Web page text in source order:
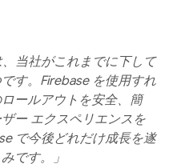
、当社がこれまでに下して
す。Firebase を使用すれ
ールアウトを安全、簡
ー エクスペリエンスを
で今後どれだけ成長を遂
です。」